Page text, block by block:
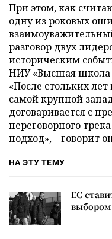
При этом, как
одну из роковых
разговор двух
историческим
НИУ «Высшая школа
«После стольких
самой крупной
договаривается с
переговорного
подход», – говорит
НА ЭТУ ТЕМУ
ЕС